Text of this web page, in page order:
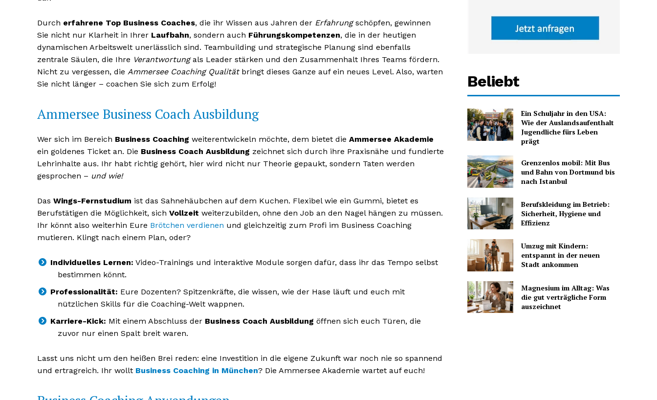
kostenlosen
Durch erfahrene Top Business Coaches, die ihr Wissen aus Jahren der Erfahrungschöpfen, gewinnen
Sie nicht nur Klarheit in Ihrer Laufbahn, sondern auch Führungskompetenzen, die in der heutigen
dynamischen Arbeitswelt unerlässlich sind. Teambuilding und strategische Planung sind ebenfalls
zentrale Säulen, die Ihre Verantwortungals Leader stärken und den Zusammenhalt Ihres Teams fördern.
Nicht zu vergessen, die Ammersee Coaching Qualitätbringt dieses Ganze auf ein neues Level. Also, warten
Sie nicht länger – coachen Sie sich zum Erfolg!
Ammersee Business Coach Ausbildung
Wer sich im Bereich Business Coaching weiterentwickeln möchte, dem bietet die Ammersee Akademie
ein goldenes Ticket an. Die Business Coach Ausbildung zeichnet sich durch ihre Praxisnähe und fundierte
Lehrinhalte aus. Ihr habt richtig gehört, hier wird nicht nur Theorie gepaukt, sondern Taten werden
gesprochen – und wie!
Das Wings-Fernstudium ist das Sahnehäubchen auf dem Kuchen. Flexibel wie ein Gummi, bietet es
Berufstätigen die Möglichkeit, sich Vollzeit weiterzubilden, ohne den Job an den Nagel hängen zu müssen.
Ihr könnt also weiterhin Eure Brötchen verdienen und gleichzeitig zum Profi im Business Coaching
mutieren. Klingt nach einem Plan, oder?
Individuelles Lernen: Video-Trainings und interaktive Module sorgen dafür, dass ihr das Tempo selbst
bestimmen könnt.
Professionalität: Eure Dozenten? Spitzenkräfte, die wissen, wie der Hase läuft und euch mit
nützlichen Skills für die Coaching-Welt wappnen.
Karriere-Kick: Mit einem Abschluss der Business Coach Ausbildung öffnen sich euch Türen, die
zuvor nur einen Spalt breit waren.
Lasst uns nicht um den heißen Brei reden: eine Investition in die eigene Zukunft war noch nie so spannend
und ertragreich. Ihr wollt Business Coaching in München? Die Ammersee Akademie wartet auf euch!
Beliebt
Ein Schuljahr in den USA:
Wie der Auslandsaufenthalt
Jugendliche fürs Leben
prägt
Grenzenlos mobil: Mit Bus
und Bahn von Dortmund bis
nach Istanbul
Berufskleidung im Betrieb:
Sicherheit, Hygiene und
Effizienz
Umzug mit Kindern:
entspannt in der neuen
Stadt ankommen
Magnesium im Alltag: Was
die gut verträgliche Form
auszeichnet